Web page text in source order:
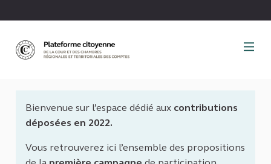
Bienvenue sur l’espace dédié aux contributions
déposées en 2022.
Vous retrouverez ici l’ensemble des propositions